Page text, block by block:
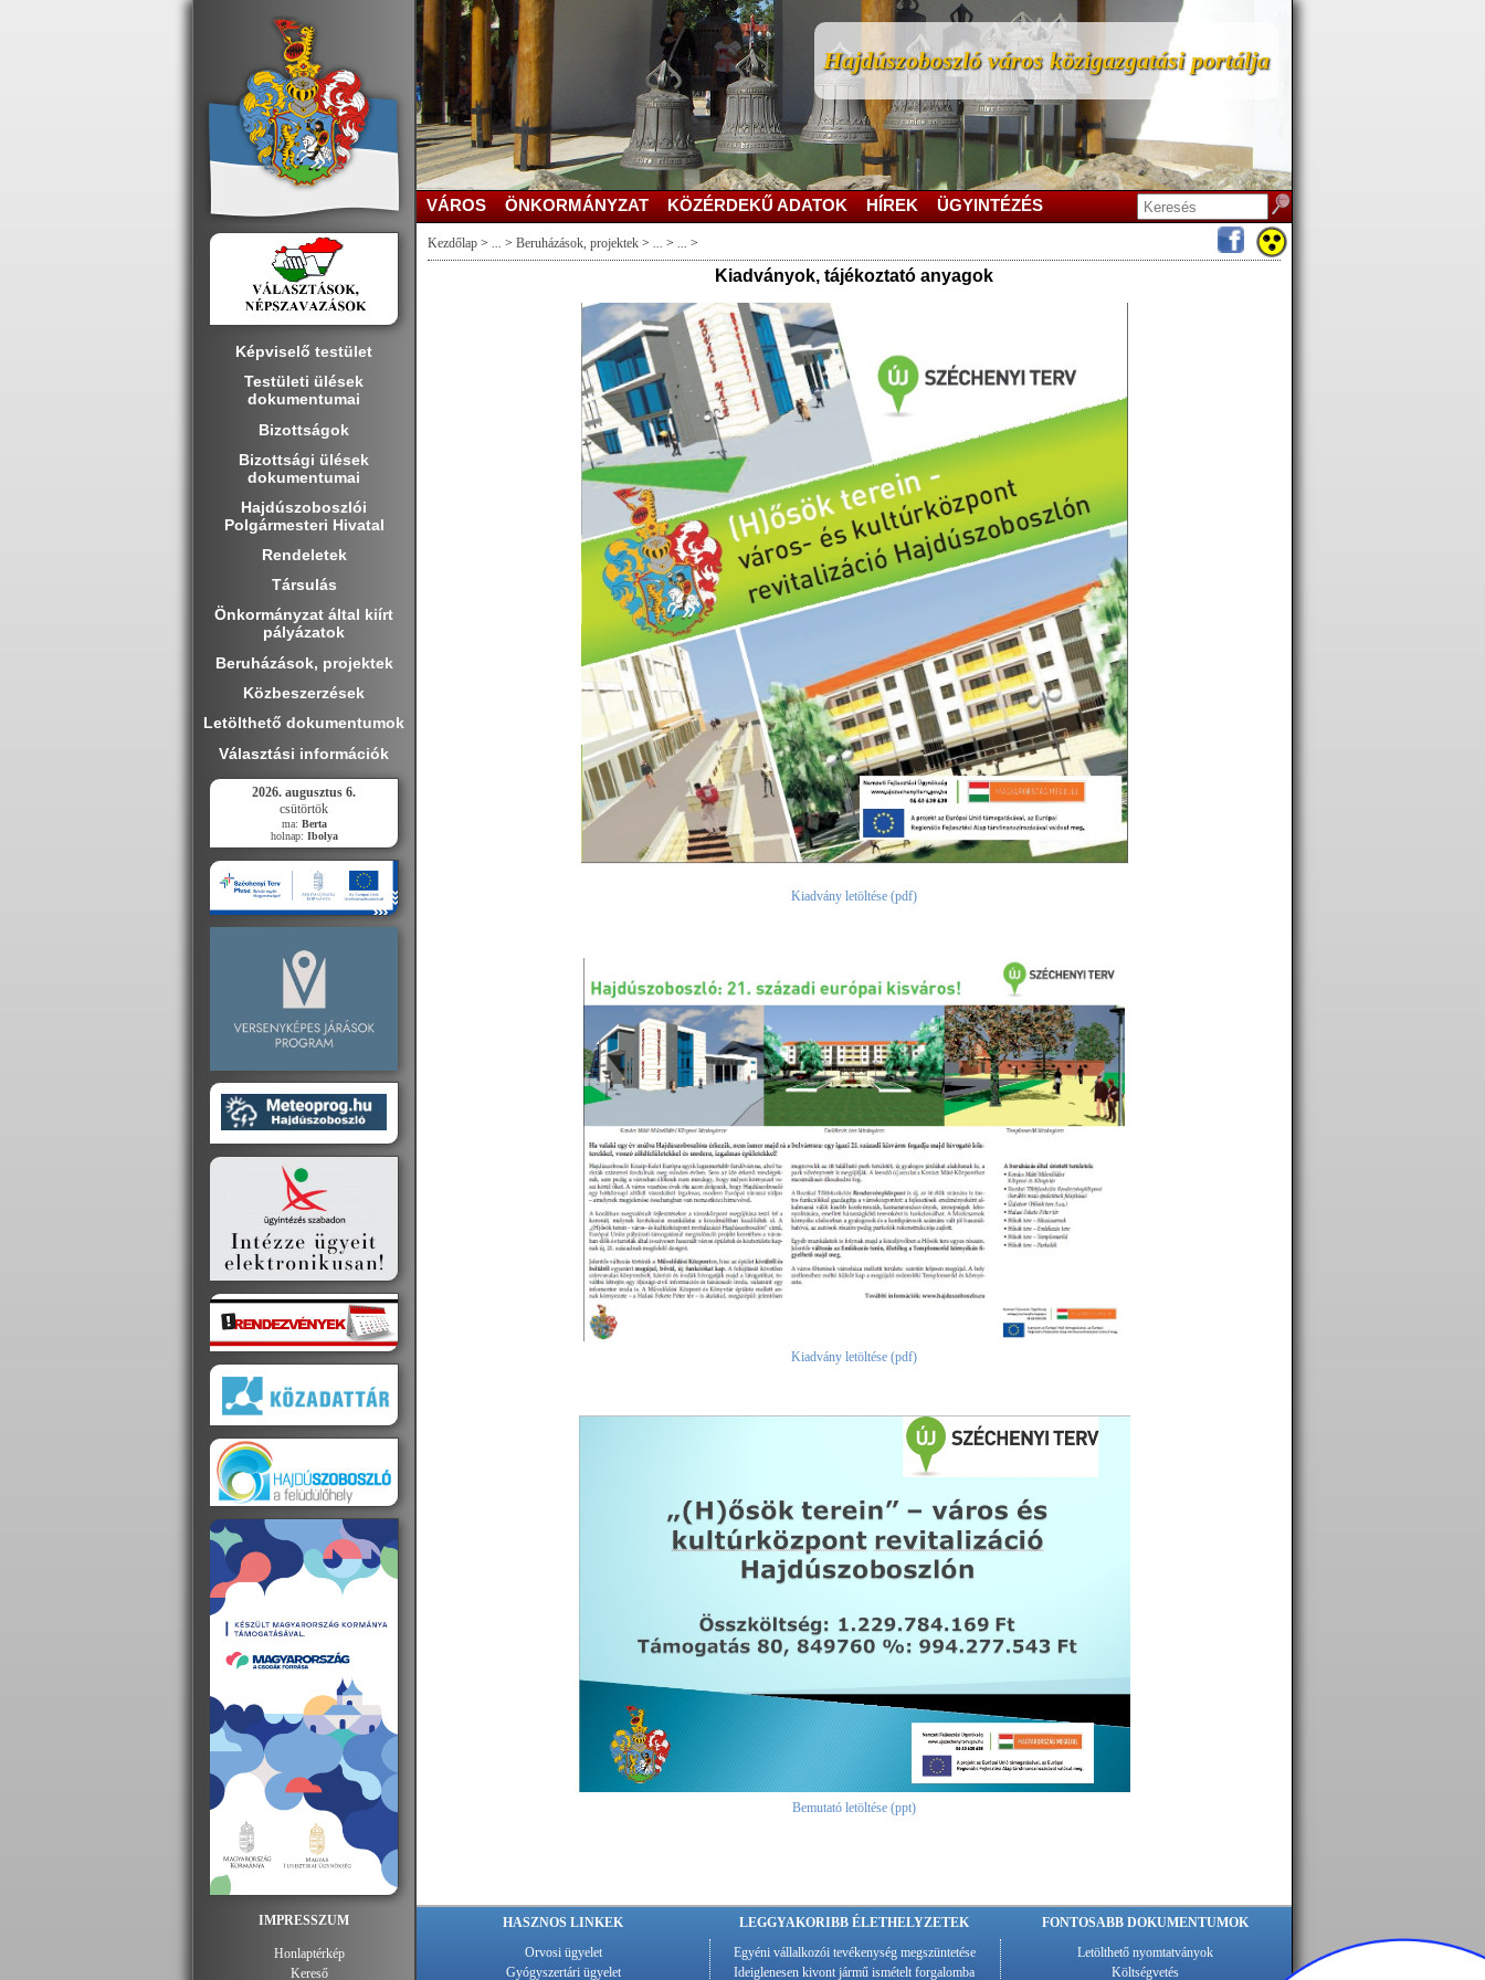
Képviselő testület
Testületi ülések
dokumentumai
Bizottságok
Bizottsági ülések
dokumentumai
Hajdúszoboszlói
Polgármesteri Hivatal
Rendeletek
Társulás
Önkormányzat által kiírt
pályázatok
Beruházások, projektek
Közbeszerzések
Letölthető dokumentumok
Választási információk
2026. augusztus 6.
csütörtök
ma: Berta
holnap: Ibolya
Hajdúszoboszló város közigazgatási portálja
VÁROS ÖNKORMÁNYZAT KÖZÉRDEKŰ ADATOK HÍREK ÜGYINTÉZÉS
Kezdőlap > ... > Beruházások, projektek > ... > ... >
Kiadványok, tájékoztató anyagok
Kiadvány letöltése (pdf)
Kiadvány letöltése (pdf)
Bemutató letöltése (ppt)
IMPRESSZUM
Honlaptérkép
Kereső
HASZNOS LINKEK LEGGYAKORIBB ÉLETHELYZETEK
FONTOSABB DOKUMENTUMOK
Orvosi ügyelet
Gyógyszertári ügyelet
Egyéni vállalkozói tevékenység megszüntetése
Ideiglenesen kivont jármű ismételt forgalomba
Letölthető nyomtatványok
Költségvetés